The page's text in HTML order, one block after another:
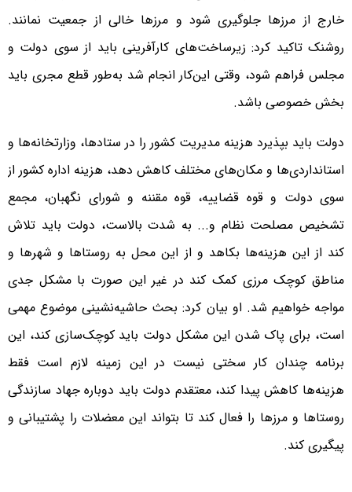
خارج از مرزها جلوگیری شود و مرزها خالی از جمعیت نمانند.
روشنک تاکید کرد: زیرساخت‌های کارآفرینی باید از سوی دولت و
مجلس فراهم شود، وقتی این‌کار انجام شد به‌طور قطع مجری باید
بخش خصوصی باشد.
دولت باید بپذیرد هزینه مدیریت کشور را در ستادها، وزارتخانه‌ها و
استانداردی‌ها و مکان‌های مختلف کاهش دهد، هزینه اداره کشور از
سوی دولت و قوه قضاییه، قوه مقننه و شورای نگهبان، مجمع
تشخیص مصلحت نظام و... به شدت بالاست، دولت باید تلاش
کند از این هزینه‌ها بکاهد و از این محل به روستاها و شهرها و
مناطق کوچک مرزی کمک کند در غیر این صورت با مشکل جدی
مواجه خواهیم شد. او بیان کرد: بحث حاشیه‌نشینی موضوع مهمی
است، برای پاک شدن این مشکل دولت باید کوچک‌سازی کند، این
برنامه چندان کار سختی نیست در این زمینه لازم است فقط
هزینه‌ها کاهش پیدا کند، معتقدم دولت باید دوباره جهاد سازندگی
روستاها و مرزها را فعال کند تا بتواند این معضلات را پشتیبانی و
پیگیری کند.